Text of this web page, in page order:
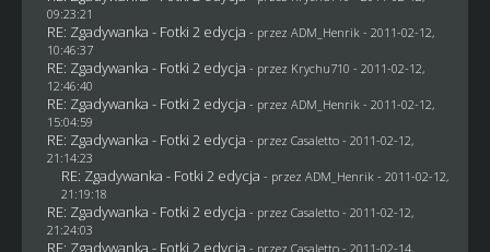
09:23:21
RE: Zgadywanka - Fotki 2 edycja - przez ADM_Henrik - 2011-02-12,
10:46:37
RE: Zgadywanka - Fotki 2 edycja - przez Krychu710 - 2011-02-12,
12:46:40
RE: Zgadywanka - Fotki 2 edycja - przez ADM_Henrik - 2011-02-12,
15:04:59
RE: Zgadywanka - Fotki 2 edycja - przez Casaletto- 2011-02-12,
21:14:23
RE: Zgadywanka - Fotki 2 edycja - przez ADM_Henrik - 2011-02-12,
21:19:18
RE: Zgadywanka - Fotki 2 edycja - przez Casaletto- 2011-02-12,
21:24:03
RE: Zgadywanka - Fotki 2 edycja - przez Casaletto- 2011-02-14,